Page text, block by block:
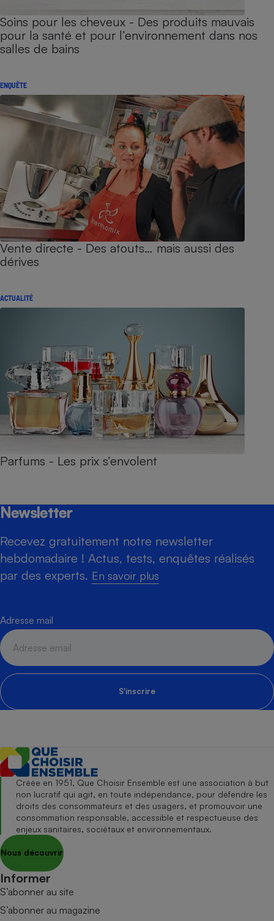
Soins pour les cheveux - Des produits mauvais
pour la santé et pour l’environnement dans nos
salles de bains
ENQUÊTE
Vente directe - Des atouts… mais aussi des
dérives
ACTUALITÉ
Parfums - Les prix s’envolent
Newsletter
Recevez gratuitement notre newsletter
hebdomadaire ! Actus, tests, enquêtes réalisés
par des experts. En savoir plus
Adresse mail
S'inscrire
Créée en 1951, Que Choisir Ensemble est une association à but
non lucratif qui agit, en toute indépendance, pour défendre les
droits des consommateurs et des usagers, et promouvoir une
consommation responsable, accessible et respectueuse des
enjeux sanitaires, sociétaux et environnementaux.
Nous découvrir
Informer
S’abonner au site
S’abonner au magazine